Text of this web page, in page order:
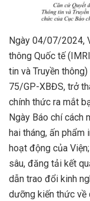
Ngày 04/07/2024,
thông Quốc tế
tin và Truyền
75/GP-XBĐS, trở
chính thức ra mắt
Ngày Báo chí cách
hai tháng, ấn
hoạt động của
sâu, đăng tải kết
dẫn trao đổi kinh
dưỡng kiến thức về